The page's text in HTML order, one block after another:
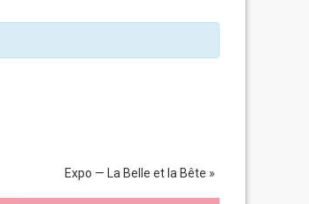
Expo — La Belle et la Bête »